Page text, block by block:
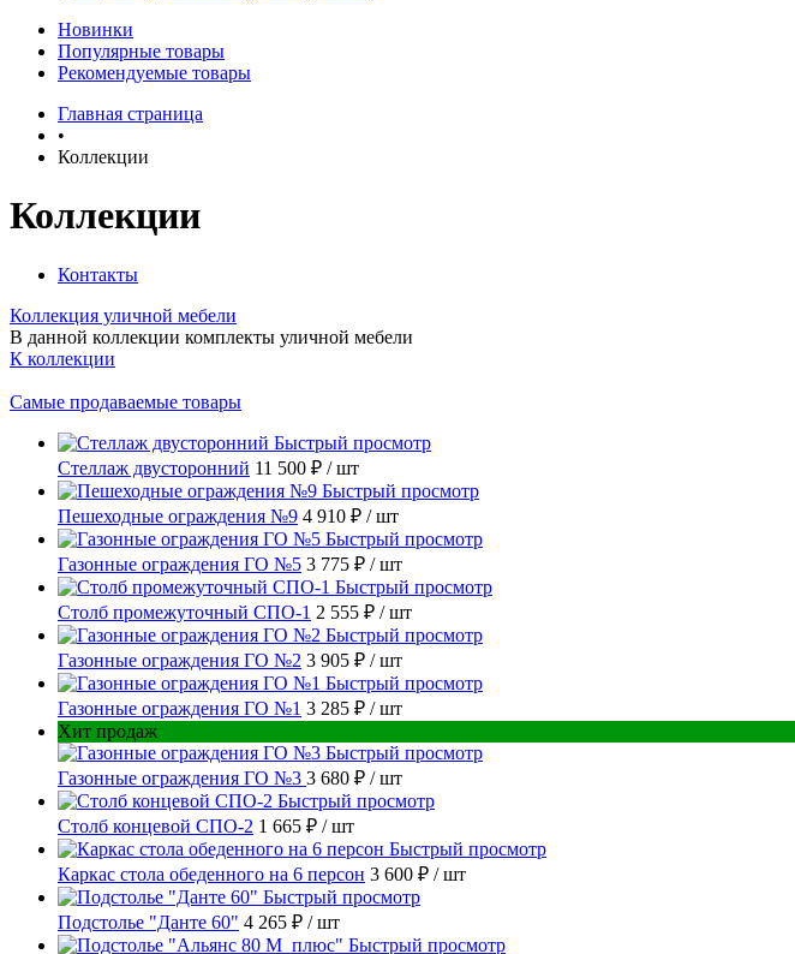
Новинки
Популярные товары
Рекомендуемые товары
Главная страница
•
Коллекции
Коллекции
Контакты
Коллекция уличной мебели
В данной коллекции комплекты уличной мебели
К коллекции
Самые продаваемые товары
Быстрый просмотр
Стеллаж двусторонний 11 500 ₽ / шт
Быстрый просмотр
Пешеходные ограждения №9 4 910 ₽ / шт
Быстрый просмотр
Газонные ограждения ГО №5 3 775 ₽ / шт
Быстрый просмотр
Столб промежуточный СПО-1 2 555 ₽ / шт
Быстрый просмотр
Газонные ограждения ГО №2 3 905 ₽ / шт
Быстрый просмотр
Газонные ограждения ГО №1 3 285 ₽ / шт
Хит продаж
Быстрый просмотр
Газонные ограждения ГО №3 3 680 ₽ / шт
Быстрый просмотр
Столб концевой СПО-2 1 665 ₽ / шт
Быстрый просмотр
Каркас стола обеденного на 6 персон 3 600 ₽ / шт
Быстрый просмотр
Подстолье "Данте 60" 4 265 ₽ / шт
Быстрый просмотр